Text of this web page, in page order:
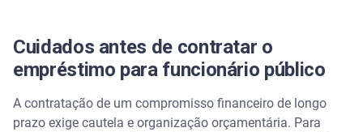
Cuidados antes de contratar o
empréstimo para funcionário público
A contratação de um compromisso financeiro de longo
prazo exige cautela e organização orçamentária. Para